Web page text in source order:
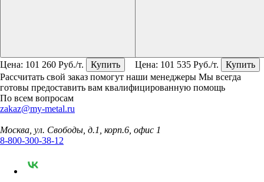
Цена: 101 260 Руб./т. Купить Цена: 101 535 Руб./т.
Купить
Рассчитать свой заказ помогут наши менеджеры Мы всегда
готовы предоставить вам квалифицированную помощь
По всем вопросам
zakaz@my-metal.ru
Москва, ул. Свободы, д.1, корп.6, офис 1
8-800-300-38-12